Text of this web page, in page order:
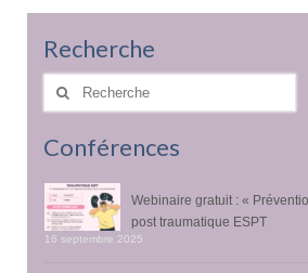
Recherche
Rechercher
Conférences
Webinaire gratuit : «
post traumatique ESPT
16 septembre 2025